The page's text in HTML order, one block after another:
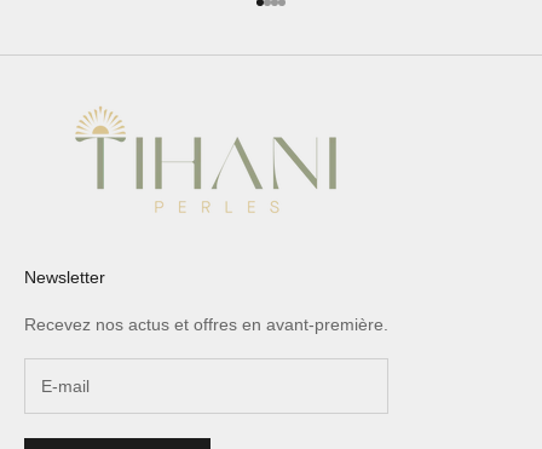
Aller à l'élément 1
Aller à l'élément 2
Aller à l'élément 3
Aller à l'élément 4
Newsletter
Recevez nos actus et offres en avant-première.